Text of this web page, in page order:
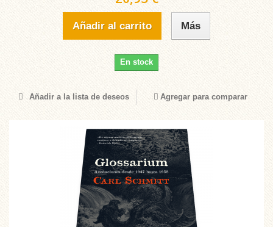
Añadir al carrito Más
En stock
Añadir a la lista de deseos Agregar para comparar